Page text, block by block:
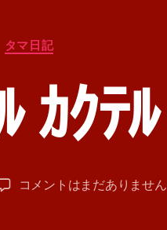
カ
テ
ー
タマ日記
ｶｸﾃﾙ
作
成
T
ﾉ
コメントはまだありません